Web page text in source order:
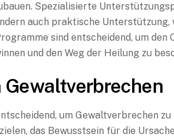
Spezialisierte
auch praktische Unterstützung,
sind entscheidend, um den
und den Weg der Heilung zu
Gewaltverbrechen
um Gewaltverbrechen zu
das Bewusstsein für die